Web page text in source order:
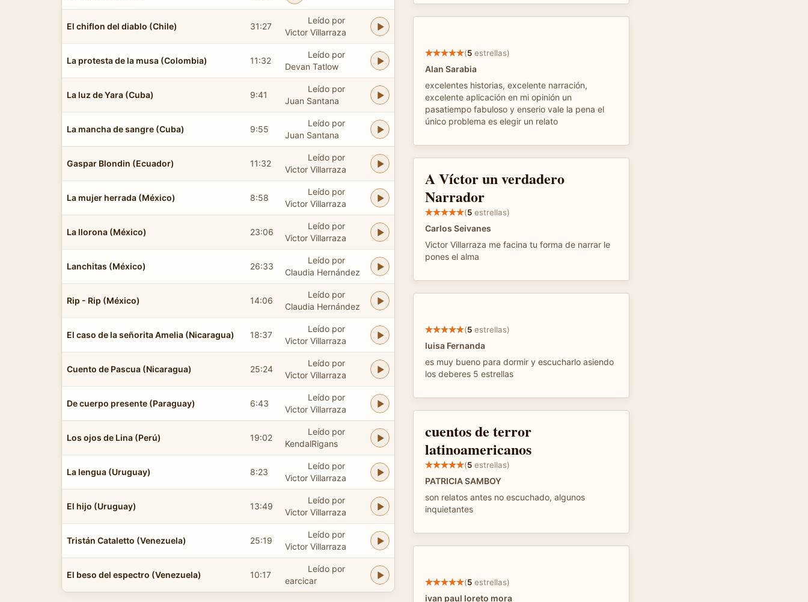
El chiflon del diablo (Chile) 31:27
Leído por
Victor Villarraza
La protesta de la musa (Colombia) 11:32
Leído por
Devan Tatlow
La luz de Yara (Cuba) 9:41
Leído por
Juan Santana
La mancha de sangre (Cuba) 9:55
Leído por
Juan Santana
Gaspar Blondin (Ecuador) 11:32
Leído por
Victor Villarraza
La mujer herrada (México) 8:58
Leído por
Victor Villarraza
La llorona (México) 23:06
Leído por
Victor Villarraza
Lanchitas (México) 26:33
Leído por
Claudia Hernández
Rip - Rip (México) 14:06
Leído por
Claudia Hernández
El caso de la señorita Amelia (Nicaragua) 18:37
Leído por
Victor Villarraza
Cuento de Pascua (Nicaragua) 25:24
Leído por
Victor Villarraza
De cuerpo presente (Paraguay) 6:43
Leído por
Victor Villarraza
Los ojos de Lina (Perú) 19:02
Leído por
KendalRigans
La lengua (Uruguay) 8:23
Leído por
Victor Villarraza
El hijo (Uruguay) 13:49
Leído por
Victor Villarraza
Tristán Cataletto (Venezuela) 25:19
Leído por
Victor Villarraza
El beso del espectro (Venezuela) 10:17
Leído por
earcicar
(5 estrellas)
Alan Sarabia
excelentes historias, excelente narración,
excelente aplicación en mi opinión un
pasatiempo fabuloso y enserio vale la pena el
único problema es elegir un relato
A Víctor un verdadero
Narrador
(5 estrellas)
Carlos Seivanes
Victor Villarraza me facina tu forma de narrar le
pones el alma
(5 estrellas)
luisa Fernanda
es muy bueno para dormir y escucharlo asiendo
los deberes 5 estrellas
cuentos de terror
latinoamericanos
(5 estrellas)
PATRICIA SAMBOY
son relatos antes no escuchado, algunos
inquietantes
(5 estrellas)
ivan paul loreto mora